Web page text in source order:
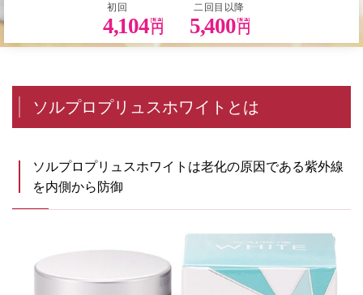
初回
4,104 円
二回目以降
5,400 円
ソルプロプリュスホワイトとは
ソルプロプリュスホワイトは老化の原因である紫外線
を内側から防御